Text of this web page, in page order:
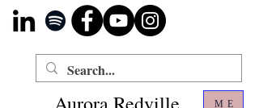
ME